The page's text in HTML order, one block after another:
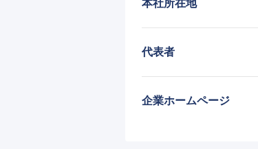
本社所在地
代表者
企業ホームページ